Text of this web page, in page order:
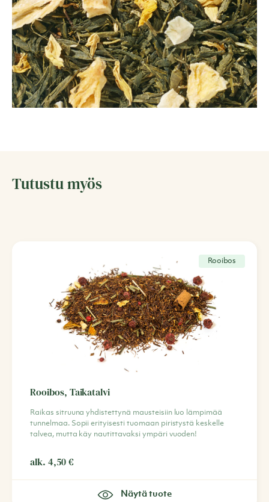
Tutustu myös
Rooibos
Rooibos, Taikatalvi
Raikas sitruuna yhdistettynä mausteisiin luo lämpimää
tunnelmaa. Sopii erityisesti tuomaan piristystä keskelle
talvea, mutta käy nautittavaksi ympäri vuoden!
alk. 4,50€
Näytä tuote